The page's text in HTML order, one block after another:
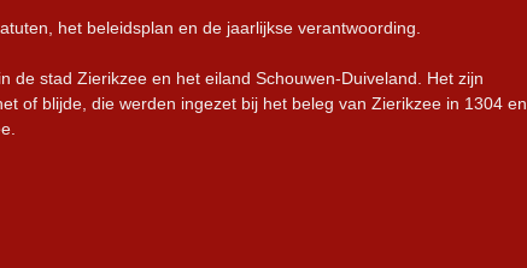
het beleidsplan en de jaarlijkse verantwoording.
de stad Zierikzee en het eiland Schouwen-Duiveland. Het zijn
of blijde, die werden ingezet bij het beleg van Zierikzee in 1304 en